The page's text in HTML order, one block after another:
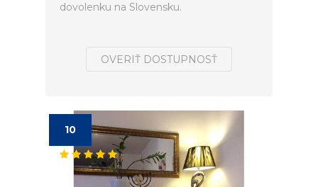
dovolenku na Slovensku.
OVERIŤ DOSTUPNOSŤ
10